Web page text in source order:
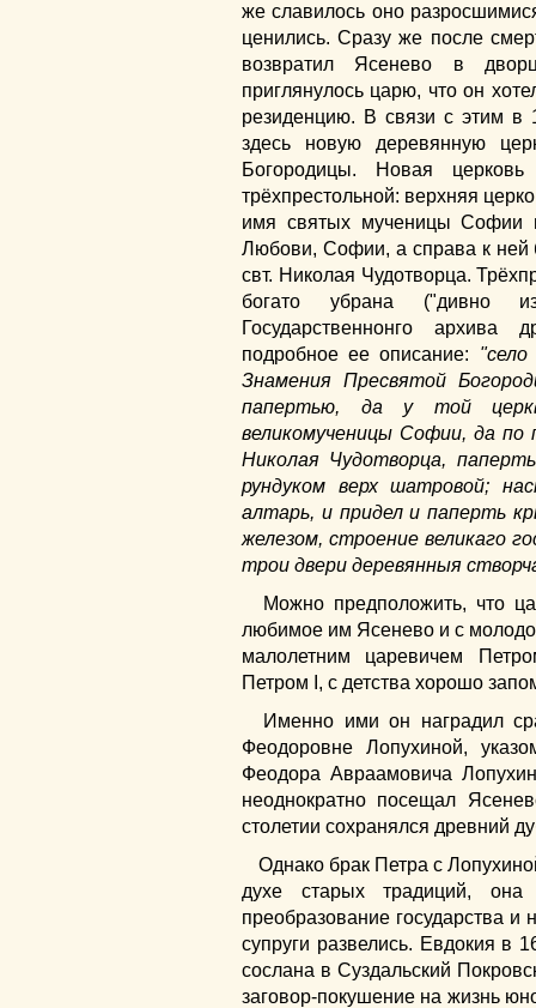
же славилось оно
ценились. Сразу же после
возвратил Ясенево в
приглянулось царю, что он
резиденцию. В связи с этим в
здесь новую деревянную
Богородицы. Новая церковь
трёхпрестольной: верхняя
имя святых мученицы
Любови, Софии, а справа к
свт. Николая Чудотворца.
богато убрана ("дивно
Государственнонго архива
подробное ее описание:
Знамения Пресвятой
папертью, да у той
великомученицы Софии, да по
Николая Чудотворца,
рундуком верх шатровой;
алтарь, и придел и паперть
железом, строение великаго
трои двери деревянныя
Можно предположить, что
любимое им Ясенево и с
малолетним царевичем
Петром I, с детства хорошо
Именно ими он наградил
Феодоровне Лопухиной,
Феодора Авраамовича
неоднократно посещал
столетии сохранялся древний
Однако брак Петра с
духе старых традиций,
преобразование государства
супруги развелись. Евдокия в
сослана в Суздальский
заговор-покушение на жизнь